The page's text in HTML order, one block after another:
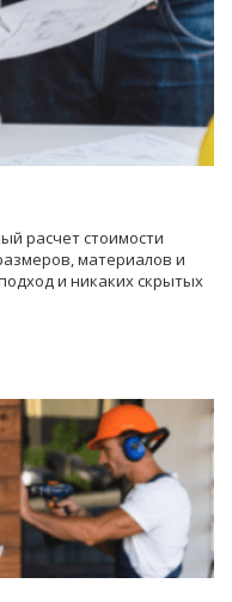
расчет стоимости
материалов и
и никаких скрытых